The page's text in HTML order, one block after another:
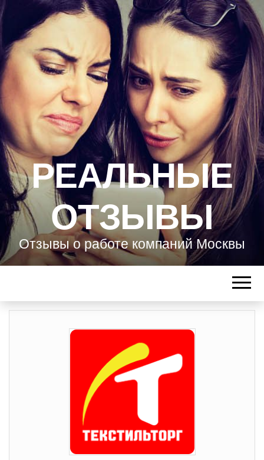
РЕАЛЬНЫЕ
ОТЗЫВЫ
Отзывы о работе компаний Москвы